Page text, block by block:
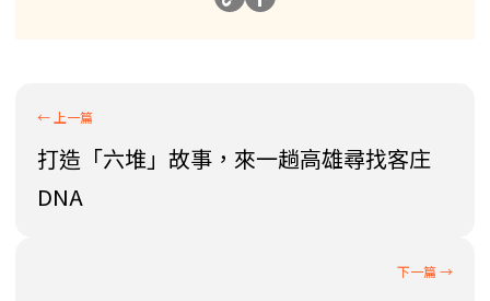
打造「六堆」故事，來一趟高雄尋找客庄
DNA